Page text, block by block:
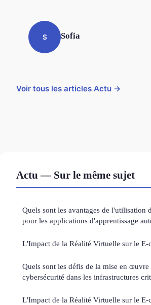
S Sofia
Voir tous les articles Actu →
Actu — Sur le même sujet
Quels sont les avantages de l'utilisation
pour les applications d'apprentissage
L'Impact de la Réalité Virtuelle sur le E-
Quels sont les défis de la mise en œuvre
cybersécurité dans les infrastructures
L'Impact de la Réalité Virtuelle sur le E-